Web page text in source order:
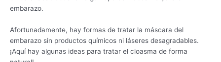
embarazo.
Afortunadamente, hay formas de tratar la máscara del
embarazo sin productos químicos ni láseres desagradables.
¡Aquí hay algunas ideas para tratar el cloasma de forma